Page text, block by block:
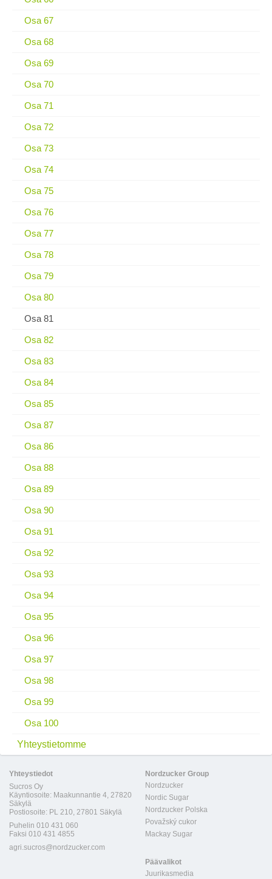
Osa 67
Osa 68
Osa 69
Osa 70
Osa 71
Osa 72
Osa 73
Osa 74
Osa 75
Osa 76
Osa 77
Osa 78
Osa 79
Osa 80
Osa 81
Osa 82
Osa 83
Osa 84
Osa 85
Osa 87
Osa 86
Osa 88
Osa 89
Osa 90
Osa 91
Osa 92
Osa 93
Osa 94
Osa 95
Osa 96
Osa 97
Osa 98
Osa 99
Osa 100
Yhteystietomme
Yhteystiedot
Sucros Oy
Käyntiosoite: Maakunnantie 4, 27820
Säkylä
Postiosoite: PL 210, 27801 Säkylä
Puhelin 010 431 060
Faksi 010 431 4855
agri.sucros@nordzucker.com
Nordzucker Group
Nordzucker
Nordic Sugar
Nordzucker Polska
Považský cukor
Mackay Sugar
Päävalikot
Juurikasmedia